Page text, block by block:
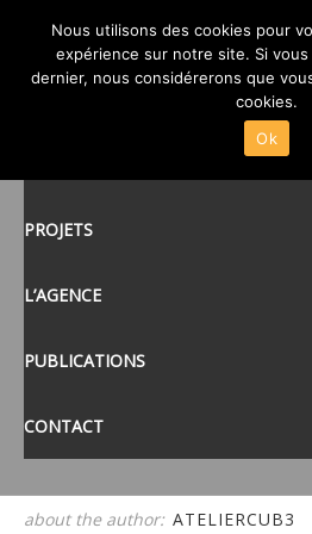
PROJETS
L’AGENCE
PUBLICATIONS
CONTACT
IMG_9964
posté le 20 JUIL 2020/
about the author: ATELIERCUB3
Nous utilisons des cookies pour
expérience sur notre site. Si
dernier, nous considérerons que
cookies.
Ok